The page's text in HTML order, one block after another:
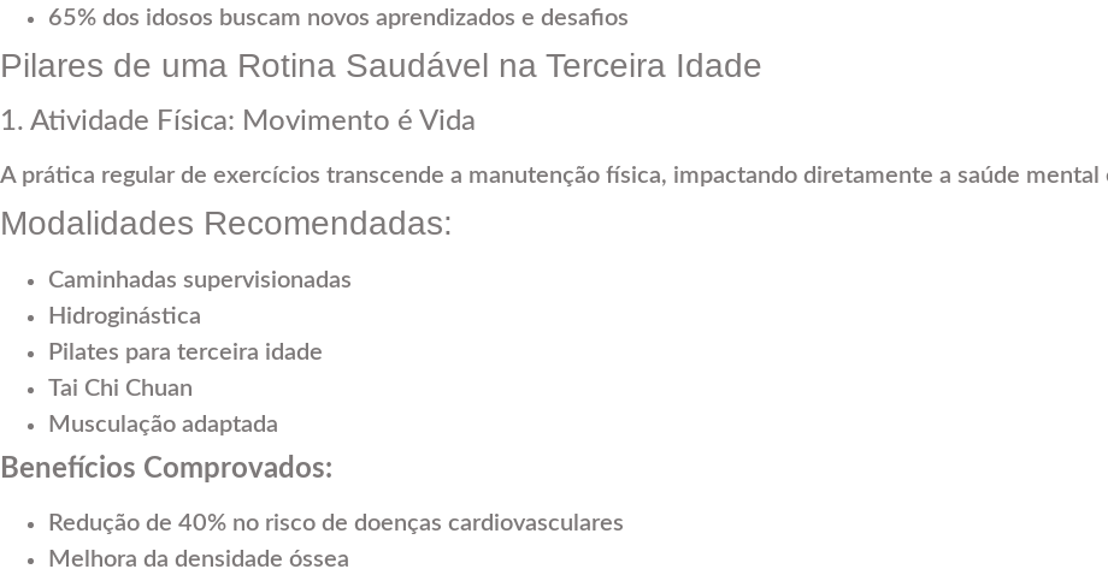
65% dos idosos buscam novos aprendizados e desafios
Pilares de uma Rotina Saudável na Terceira Idade
1. Atividade Física: Movimento é Vida
A prática regular de exercícios transcende a manutenção física, impactando diretamente a saúde mental
Modalidades Recomendadas:
Caminhadas supervisionadas
Hidroginástica
Pilates para terceira idade
Tai Chi Chuan
Musculação adaptada
Benefícios Comprovados:
Redução de 40% no risco de doenças cardiovasculares
Melhora da densidade óssea